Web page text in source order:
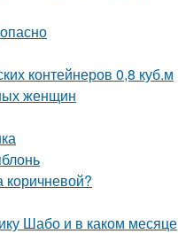
контейнеров 0,8 куб.м
женщин
коричневой?
Шабо и в каком месяце